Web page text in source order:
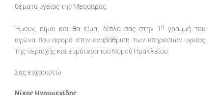
θέματα υγείας της Μεσσαράς.
Ήμουν, είμαι και θα είμαι δίπλα σας στην 1 η γραμμή του
αγώνα που αφορά στην αναβάθμιση των υπηρεσιών υγείας
της περιοχής και ευρύτερα του Νομού Ηρακλείου.
Σας ευχαριστώ
Νίκος Ηγουμενίδης